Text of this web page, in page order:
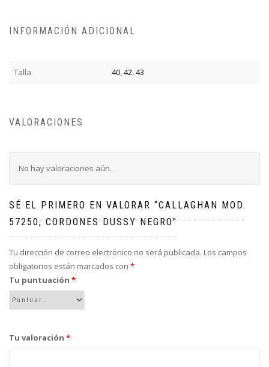
INFORMACIÓN ADICIONAL
Talla 40,42,43
VALORACIONES
No hay valoraciones aún.
SÉ EL PRIMERO EN VALORAR “CALLAGHAN MOD.
57250, CORDONES DUSSY NEGRO”
Tu dirección de correo electrónico no será publicada. Los campos
obligatorios están marcados con *
Tu puntuación *
Tu valoración *